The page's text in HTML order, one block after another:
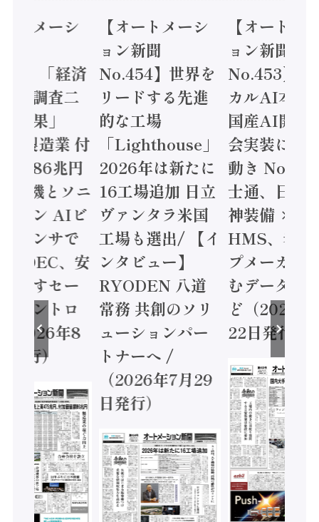
トメーシ
】「経済
態調査二
結果」
年製造業 付
額86兆円
電機とソニ
コン AIビ
センサで
/ IDEC、安
かすセー
コントロ
2026年8
発行）
【オートメーシ
ョン新聞
No.454】世界を
リードする先進
的な工場
「Lighthouse」
2026年は新たに
16工場追加 日立
ヴァンタラ米国
工場も選出/ 【イ
ンタビュー】
RYODEN 八道
常務 共創のソリ
ューションパー
トナーへ /
（2026年7月29
日発行）
【オートメ
ョン新聞
No.453】フ
カルAI本格
国産AI開発
会実装に活
動き
士通、日立
神装備 ×
HMS、老舗
プメーカー
むデータ活
ど（2026年
22日発行）